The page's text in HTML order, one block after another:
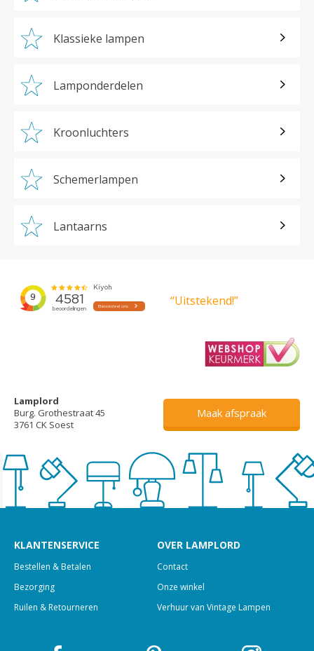
Klassieke lampen
Lamponderdelen
Kroonluchters
Schemerlampen
Lantaarns
“Uitstekend!”
Lamplord
Burg. Grothestraat 45
3761 CK Soest
Maak afspraak
KLANTENSERVICE
Bestellen & Betalen
Bezorging
Ruilen & Retourneren
OVER LAMPLORD
Contact
Onze winkel
Verhuur van Vintage Lampen